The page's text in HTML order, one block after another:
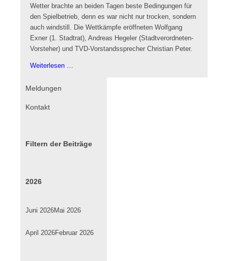
Wetter brachte an beiden Tagen beste Bedingungen für
den Spielbetrieb, denn es war nicht nur trocken, sondern
auch windstill. Die Wettkämpfe eröffneten Wolfgang
Exner (1. Stadtrat), Andreas Hegeler (Stadtverordneten-
Vorsteher) und TVD-Vorstandssprecher Christian Peter.
Weiterlesen …
Navigation
Meldungen
Kontakt
Filtern der Beiträge
2026
Juni 2026Mai 2026
April 2026Februar 2026